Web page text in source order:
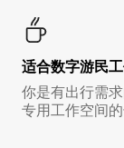
适合数字游民
你是有出行需
专用工作空间的